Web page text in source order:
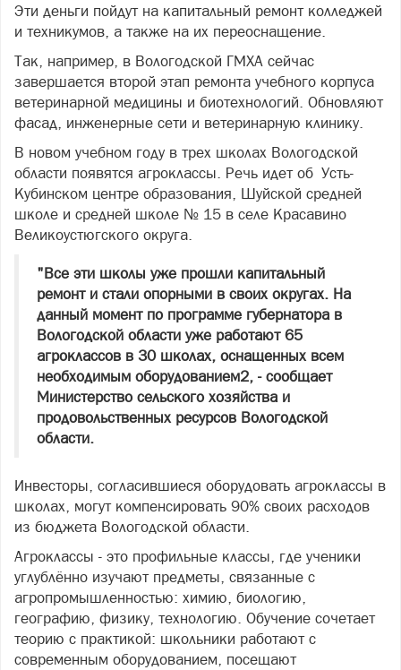
Эти деньги пойдут на капитальный ремонт колледжей
и техникумов, а также на их переоснащение.
Так, например, в Вологодской ГМХА сейчас
завершается второй этап ремонта учебного корпуса
ветеринарной медицины и биотехнологий. Обновляют
фасад, инженерные сети и ветеринарную клинику.
В новом учебном году в трех школах Вологодской
области появятся агроклассы. Речь идет об Усть-
Кубинском центре образования, Шуйской средней
школе и средней школе № 15 в селе Красавино
Великоустюгского округа.
"Все эти школы уже прошли капитальный
ремонт и стали опорными в своих округах. На
данный момент по программе губернатора в
Вологодской области уже работают 65
агроклассов в 30 школах, оснащенных всем
необходимым оборудованием2, - сообщает
Министерство сельского хозяйства и
продовольственных ресурсов Вологодской
области.
Инвесторы, согласившиеся оборудовать агроклассы в
школах, могут компенсировать 90% своих расходов
из бюджета Вологодской области.
Агроклассы - это профильные классы, где ученики
углублённо изучают предметы, связанные с
агропромышленностью: химию, биологию,
географию, физику, технологию. Обучение сочетает
теорию с практикой: школьники работают с
современным оборудованием, посещают